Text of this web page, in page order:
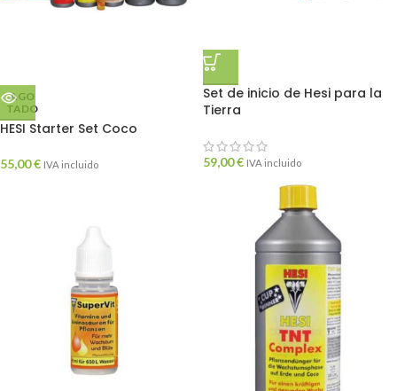
AGO
TADO
HESI Starter Set Coco
55,00€ IVA incluido
Set de inicio de Hesi para la
Tierra
59,00€ IVA incluido